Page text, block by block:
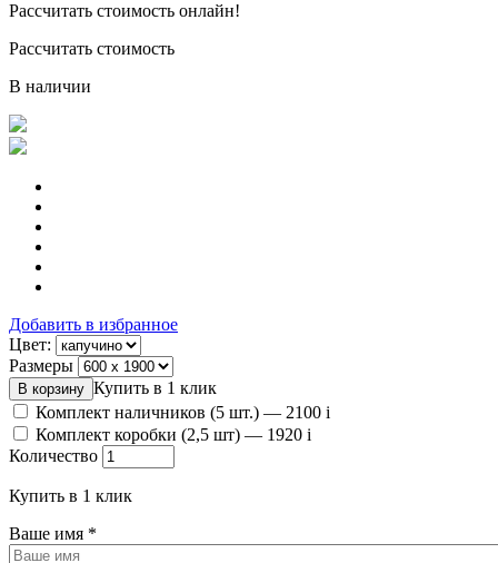
Рассчитать стоимость онлайн!
Рассчитать стоимость
В наличии
Добавить в избранное
Цвет:
Размеры
Купить в 1 клик
Комплект наличников (5 шт.) — 2100 i
Комплект коробки (2,5 шт) — 1920 i
Количество
Купить в 1 клик
Ваше имя *